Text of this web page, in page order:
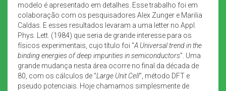
modelo é apresentado em detalhes. Esse trabalho foi em
colaboração com os pesquisadores Alex Zunger e Marilia
Caldas. E esses resultados levaram a uma letter no Appl.
Phys. Lett. (1984) que seria de grande interesse para os
físicos experimentais, cujo título foi “A Universal trend in the
binding energies of deep impurities in semiconductors”. Uma
grande mudança nesta área ocorre no final da década de
80, com os cálculos de “Large Unit Cell”, método DFT e
pseudo potenciais. Hoje chamamos simplesmente de